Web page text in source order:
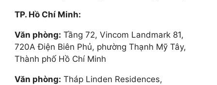
TP. Hồ Chí Minh:
Văn phòng: Tầng 72, Vincom Landmark 81,
720A Điện Biên Phủ, phường Thạnh Mỹ Tây,
Thành phố Hồ Chí Minh
Văn phòng: Tháp Linden Residences,